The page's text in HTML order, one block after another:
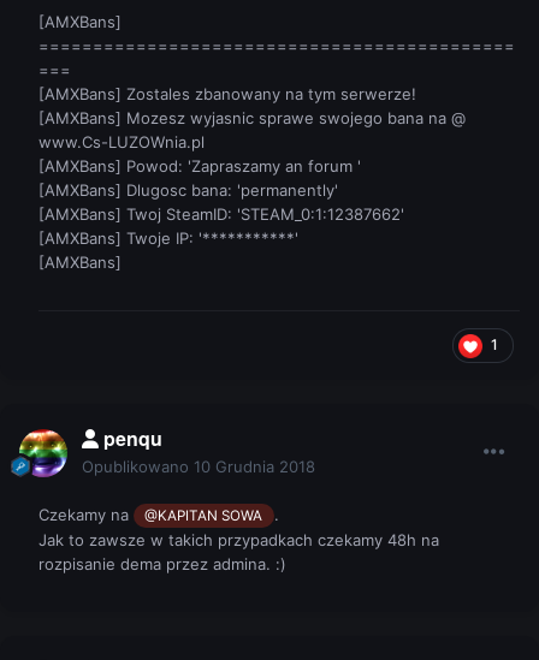
[AMXBans]
============================================
===
[AMXBans] Zostales zbanowany na tym serwerze!
[AMXBans] Mozesz wyjasnic sprawe swojego bana na @
www.Cs-LUZOWnia.pl
[AMXBans] Powod: 'Zapraszamy an forum '
[AMXBans] Dlugosc bana: 'permanently'
[AMXBans] Twoj SteamID: 'STEAM_0:1:12387662'
[AMXBans] Twoje IP: '***********'
[AMXBans]
1
penqu
Opublikowano 10 Grudnia 2018
Czekamy na @KAPITAN SOWA
.
Jak to zawsze w takich przypadkach czekamy 48h na
rozpisanie dema przez admina. :)